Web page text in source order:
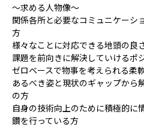
～求める人物像～
関係各所と必要なコミュニケーシ
方
様々なことに対応できる地頭の良
課題を前向きに解決していけるポ
ゼロベースで物事を考えられる柔
あるべき姿と現状のギャップから
の方
自身の技術向上のために積極的に
鑽を行っている方